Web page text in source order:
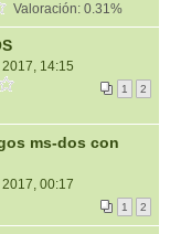
Valoración: 0.31%
14:15
1 2
ms-dos con
00:17
1 2